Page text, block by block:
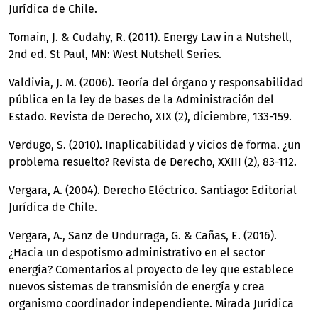
Jurídica de Chile.
Tomain, J. & Cudahy, R. (2011). Energy Law in a Nutshell,
2nd ed. St Paul, MN: West Nutshell Series.
Valdivia, J. M. (2006). Teoría del órgano y responsabilidad
pública en la ley de bases de la Administración del
Estado. Revista de Derecho, XIX (2), diciembre, 133-159.
Verdugo, S. (2010). Inaplicabilidad y vicios de forma. ¿un
problema resuelto? Revista de Derecho, XXIII (2), 83-112.
Vergara, A. (2004). Derecho Eléctrico. Santiago: Editorial
Jurídica de Chile.
Vergara, A., Sanz de Undurraga, G. & Cañas, E. (2016).
¿Hacia un despotismo administrativo en el sector
energía? Comentarios al proyecto de ley que establece
nuevos sistemas de transmisión de energía y crea
organismo coordinador independiente. Mirada Jurídica